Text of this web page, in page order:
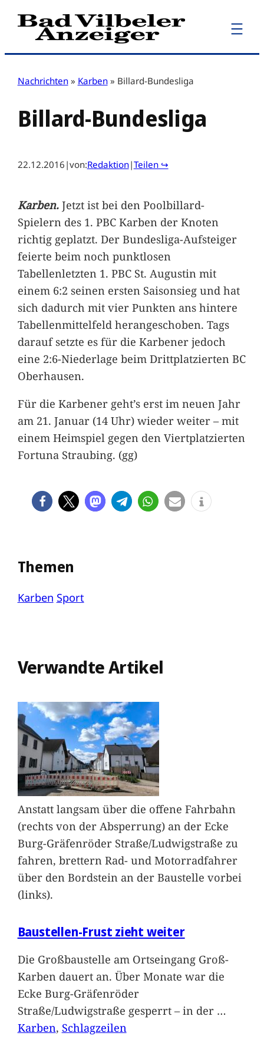
Zum
Inhalt
Nachrichten » Karben » Billard-Bundesliga
Billard-Bundesliga
22.12.2016 |von:Redaktion|Teilen ↪
Karben.Jetzt ist bei den Poolbillard-
Spielern des 1. PBC Karben der Knoten
richtig geplatzt. Der Bundesliga-Aufsteiger
feierte beim noch punktlosen
Tabellenletzten 1. PBC St. Augustin mit
einem 6:2 seinen ersten Saisonsieg und hat
sich dadurch mit vier Punkten ans hintere
Tabellenmittelfeld herangeschoben. Tags
darauf setzte es für die Karbener jedoch
eine 2:6-Niederlage beim Drittplatzierten BC
Oberhausen.
Für die Karbener geht’s erst im neuen Jahr
am 21. Januar (14 Uhr) wieder weiter – mit
einem Heimspiel gegen den Viertplatzierten
Fortuna Straubing. (gg)
Themen
Karben Sport
Verwandte Artikel
Anstatt langsam über die offene Fahrbahn
(rechts von der Absperrung) an der Ecke
Burg-Gräfenröder Straße/Ludwigstraße zu
fahren, brettern Rad- und Motorradfahrer
über den Bordstein an der Baustelle vorbei
(links).
Baustellen-Frust zieht weiter
Die Großbaustelle am Ortseingang Groß-
Karben dauert an. Über Monate war die
Ecke Burg-Gräfenröder
Straße/Ludwigstraße gesperrt – in der …
Karben, Schlagzeilen